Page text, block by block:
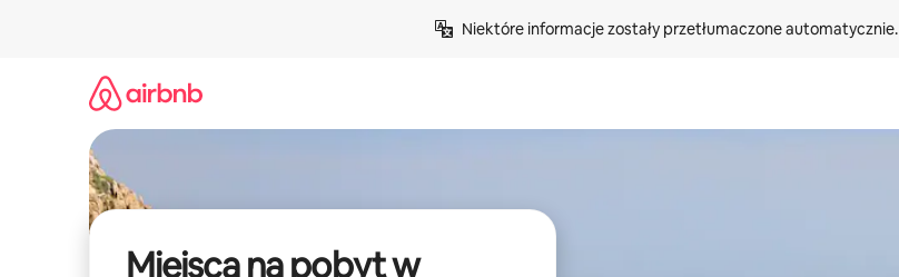
Niektóre informacje zostały przetłumaczone automatycznie.
Miejsca na pobyt w